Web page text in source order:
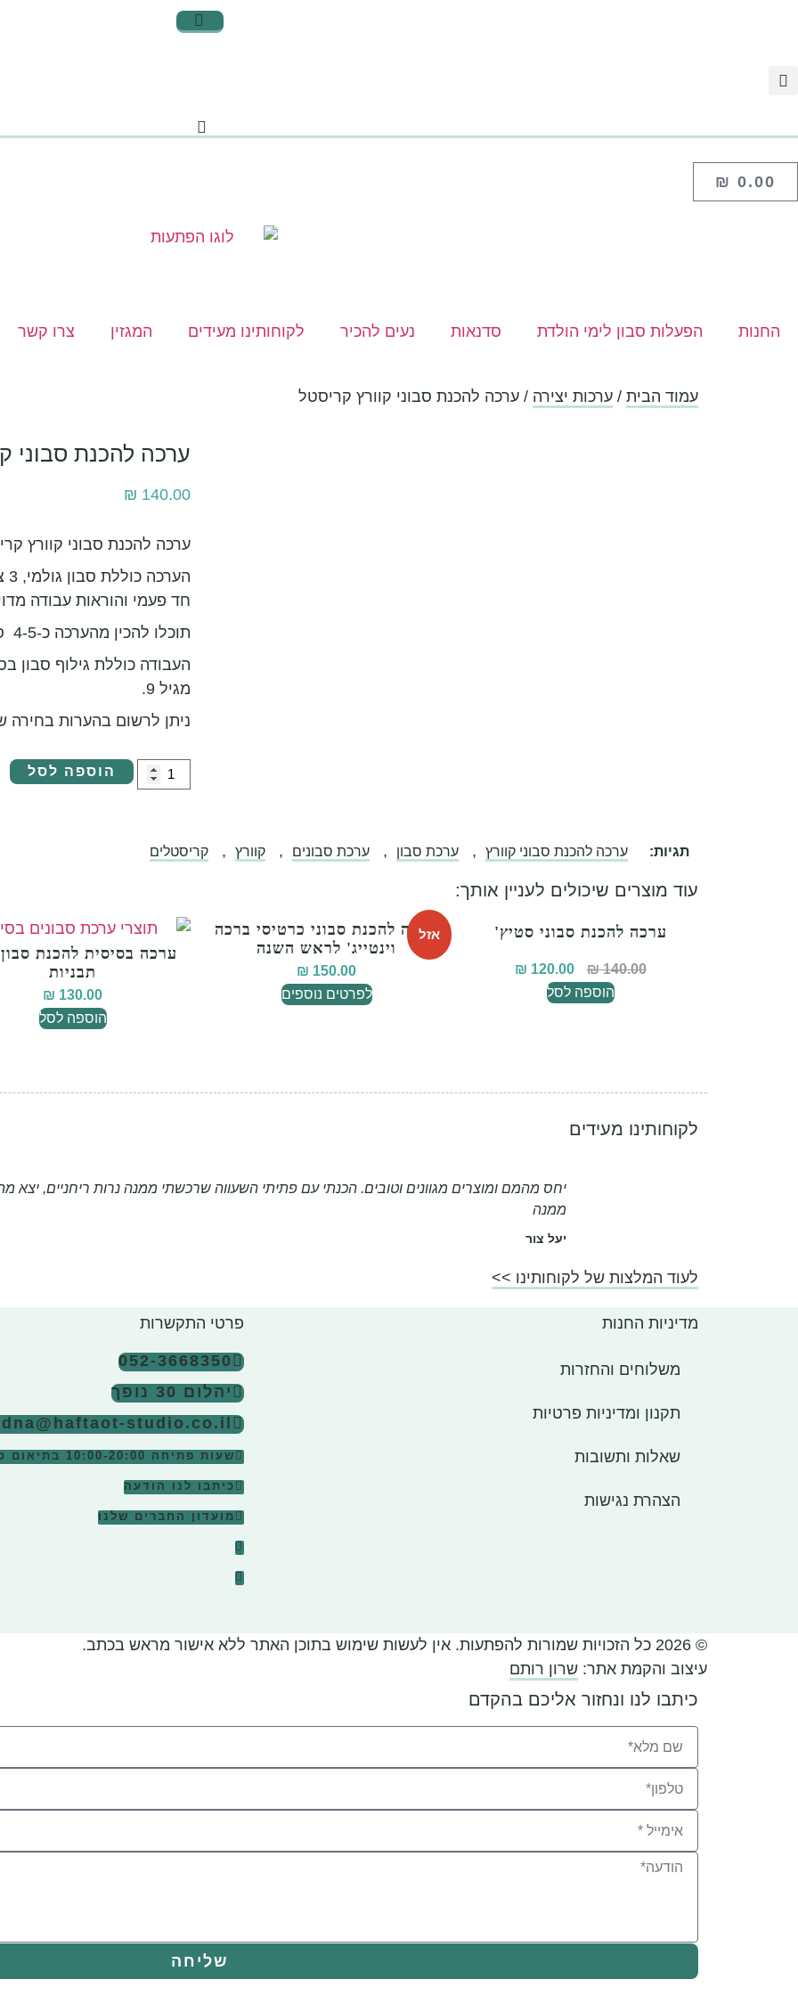
₪ 0.00
החנות הפעלות סבון לימי הולדת סדנאות נעים להכיר לקוחותינו מעידים המגזין צרו קשר
עמוד הבית / ערכות יצירה / ערכה להכנת סבוני קוורץ קריסטל
ערכה להכנת סבוני
₪ 140.00
ערכה להכנת סבוני קוורץ
חד פעמי והוראות עבודה
תוכלו להכין מהערכה כ-4-5 סבוני קוורץ גדולים או כ-6 סבונים בינוניים.
העבודה כוללת גילוף סבון
מגיל 9.
ניתן לרשום בהערות בחירה
הוספה לסל
תגיות: ערכה להכנת סבוני קוורץ , ערכת סבון , ערכת סבונים , קוורץ , קריסטלים
עוד מוצרים שיכולים לעניין אותך:
ערכה להכנת סבוני סטיץ'
₪140.00
₪ 120.00
הוספה לסל
אזל
ערכה להכנת סבוני כרטיסי ברכה
וינטייג' לראש השנה
₪ 150.00
לפרטים נוספים
ערכה בסיסית להכנת
תבניות
₪ 130.00
הוספה לסל
לקוחותינו מעידים
יחס מהמם ומוצרים מגוונים וטובים. הכנתי עם פתיתי השעווה שרכשתי ממנה נרות ריחניים,
ממנה
יעל צור
לעוד המלצות של לקוחותינו >>
מדיניות החנות
משלוחים והחזרות
תקנון ומדיניות פרטיות
שאלות ותשובות
הצהרת נגישות
פרטי התקשרות
052-3668350
יהלום 30 נופך
studio.co.il
שעות פתיחה 10:00-20:00 בתיאום
כיתבו לנו הודעה
מועדון החברים שלנו
© 2026 כל הזכויות שמורות להפתעות. אין לעשות שימוש בתוכן האתר ללא אישור מראש בכתב.
עיצוב והקמת אתר: שרון רותם
כיתבו לנו ונחזור אליכם בהקדם
שליחה